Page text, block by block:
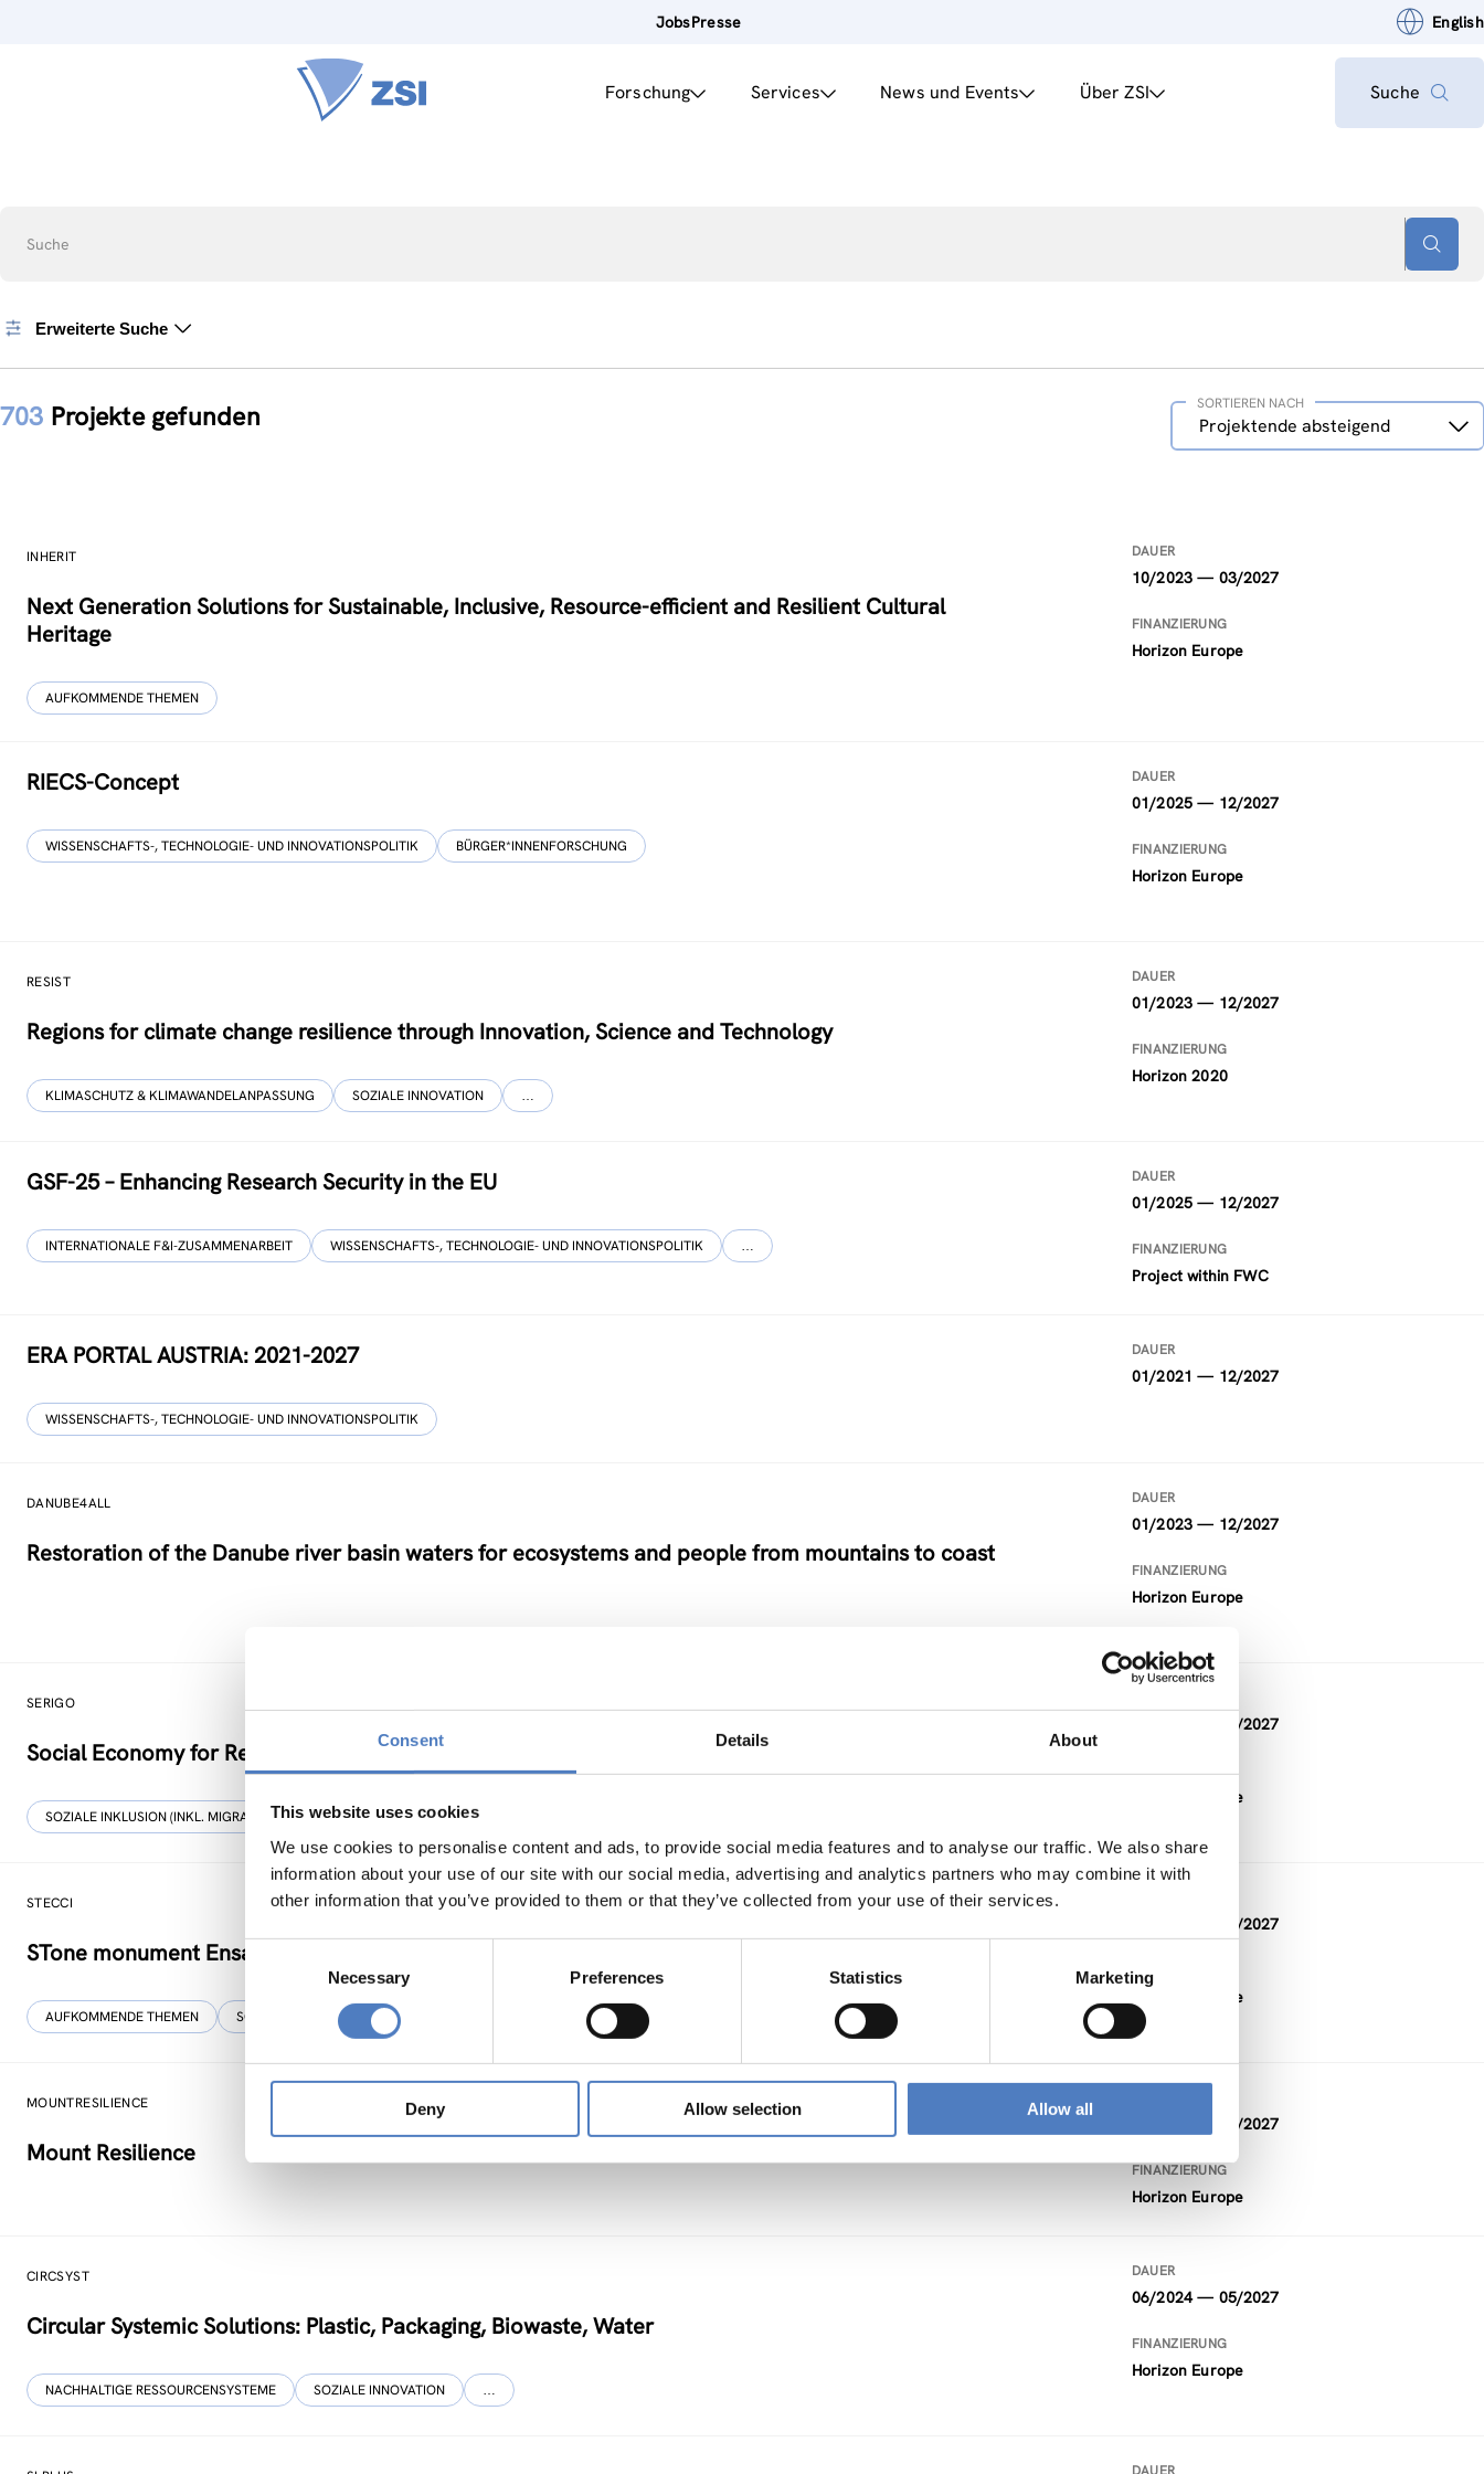
Consent Details About
This website uses cookies
We use cookies to personalise content and ads, to provide social media features and to analyse our traffic. We also share
information about your use of our site with our social media, advertising and analytics partners who may combine it with
other information that you’ve provided to them or that they’ve collected from your use of their services.
Consent
Necessary Preferences Statistics Marketing
Deny Allow selection Allow all
JobsPresse English
Forschung Services News und Events Über ZSI Suche
Suche
Erweiterte Suche
703 Projekte gefunden
Sortieren
nachProjektende absteigend
SORTIEREN NACH
INHERIT
Next Generation Solutions for Sustainable, Inclusive, Resource-efficient and Resilient Cultural
Heritage
AUFKOMMENDE THEMEN
DAUER
10/2023 — 03/2027
FINANZIERUNG
Horizon Europe
RIECS-Concept
WISSENSCHAFTS-, TECHNOLOGIE- UND INNOVATIONSPOLITIK BÜRGER*INNENFORSCHUNG
DAUER
01/2025 — 12/2027
FINANZIERUNG
Horizon Europe
RESIST
Regions for climate change resilience through Innovation, Science and Technology
KLIMASCHUTZ & KLIMAWANDELANPASSUNG SOZIALE INNOVATION …
DAUER
01/2023 — 12/2027
FINANZIERUNG
Horizon 2020
GSF-25 – Enhancing Research Security in the EU
INTERNATIONALE F&I-ZUSAMMENARBEIT WISSENSCHAFTS-, TECHNOLOGIE- UND INNOVATIONSPOLITIK …
DAUER
01/2025 — 12/2027
FINANZIERUNG
Project within FWC
ERA PORTAL AUSTRIA: 2021-2027
WISSENSCHAFTS-, TECHNOLOGIE- UND INNOVATIONSPOLITIK
DAUER
01/2021 — 12/2027
DANUBE4ALL
Restoration of the Danube river basin waters for ecosystems and people from mountains to coast
DAUER
01/2023 — 12/2027
FINANZIERUNG
Horizon Europe
SERIGO
Social Economy for Resilience, Inclusion and Good Life in Rural Areas
SOZIALE INKLUSION (INKL. MIGRATION) SOZIALE INNOVATION
01/2024 — 12/2027
FINANZIERUNG
Horizon Europe
STECCI
STone monument Ensambles and the Climate Change Impact
AUFKOMMENDE THEMEN SOZIALE INNOVATION
09/2023 — 08/2027
FINANZIERUNG
Horizon Europe
MOUNTRESILIENCE
Mount Resilience
09/2023 — 08/2027
FINANZIERUNG
Horizon Europe
CIRCSYST
Circular Systemic Solutions: Plastic, Packaging, Biowaste, Water
NACHHALTIGE RESSOURCENSYSTEME SOZIALE INNOVATION …
DAUER
06/2024 — 05/2027
FINANZIERUNG
Horizon Europe